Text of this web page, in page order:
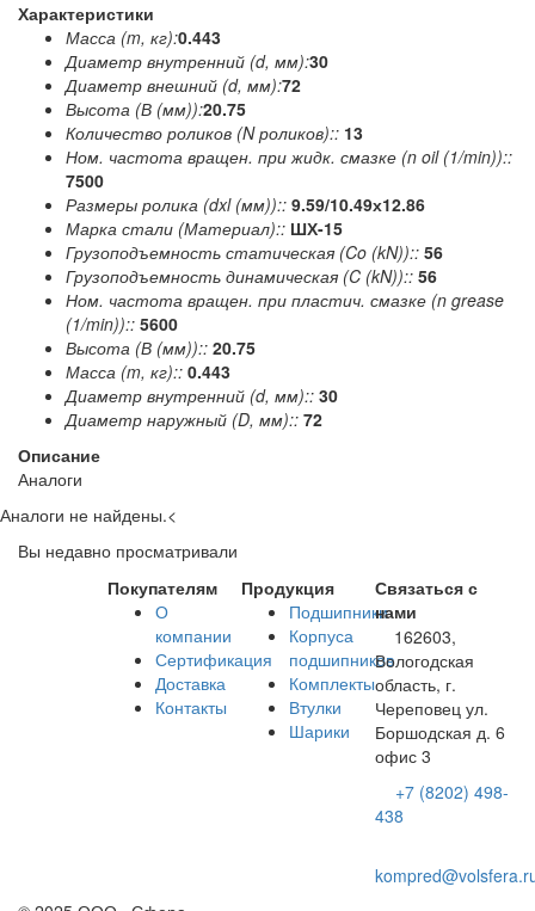
Характеристики
Масса (m, кг):0.443
Диаметр внутренний (d, мм):30
Диаметр внешний (d, мм):72
Высота (В (мм)):20.75
Количество роликов (N роликов):: 13
Ном. частота вращен. при жидк. смазке (n oil (1/min))::
7500
Размеры ролика (dxl (мм)):: 9.59/10.49х12.86
Марка стали (Материал):: ШХ-15
Грузоподъемность статическая (Co (kN)):: 56
Грузоподъемность динамическая (C (kN)):: 56
Ном. частота вращен. при пластич. смазке (n grease
(1/min)):: 5600
Высота (В (мм)):: 20.75
Масса (m, кг):: 0.443
Диаметр внутренний (d, мм):: 30
Диаметр наружный (D, мм):: 72
Описание
Аналоги
Аналоги не найдены.<
Вы недавно просматривали
Покупателям
О
компании
Сертификация
Доставка
Контакты
Продукция
Подшипники
Корпуса
подшипников
Комплекты
Втулки
Шарики
Связаться с
нами
162603,
Вологодская
область, г.
Череповец ул.
Боршодская д. 6
офис 3
+7 (8202) 498-
438